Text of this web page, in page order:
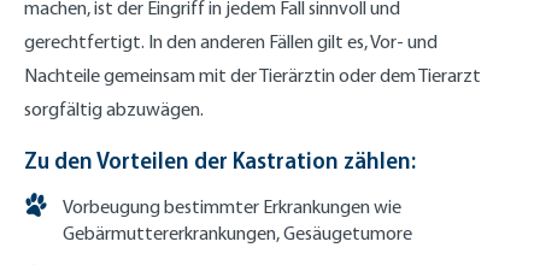
machen, ist der Eingriff in jedem Fall sinnvoll und
gerechtfertigt. In den anderen Fällen gilt es, Vor- und
Nachteile gemeinsam mit der Tierärztin oder dem Tierarzt
sorgfältig abzuwägen.
Zu den Vorteilen der Kastration zählen:
Vorbeugung bestimmter Erkrankungen wie
Gebärmuttererkrankungen, Gesäugetumore